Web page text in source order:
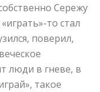
Сережу
то стал
поверил,
люди в гневе, в
такое